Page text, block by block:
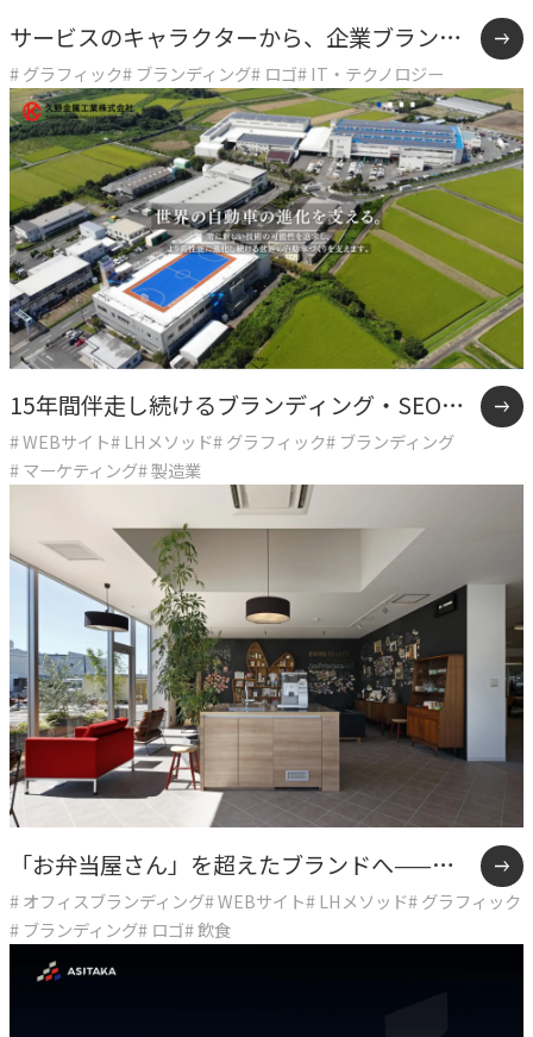
独自開発のプロダクトで、お客様のビジネスをサポートし
ます。
TVable
→
眠る画面をサイネージに
Piquet
指示や修正を直感的に
noNego
→
スルスル解析
Webサイト分析をAIで自動に
VALUES
大切にしていること
私たちのビジョン、理念、カルチャーをご紹介します。
ビジョン
目指す未来の姿
私たちが​描く​理想
→
実現したい世界観
理念
サービスのキャラクターから、企業ブランド
の象徴へ。「うさぎ主任」を育てた8年間
# グラフィック# ブランディング# ロゴ# IT・テクノロジー
15年間伴走し続けるブランディング・SEO戦
略支援事例
# WEBサイト# LHメソッド# グラフィック# ブランディング
# マーケティング# 製造業
「お弁当屋さん」を超えたブランドへ——オ
ーケーズデリカ10年間の企業変革
# オフィスブランディング# WEBサイト# LHメソッド# グラフィック
# ブランディング# ロゴ# 飲食